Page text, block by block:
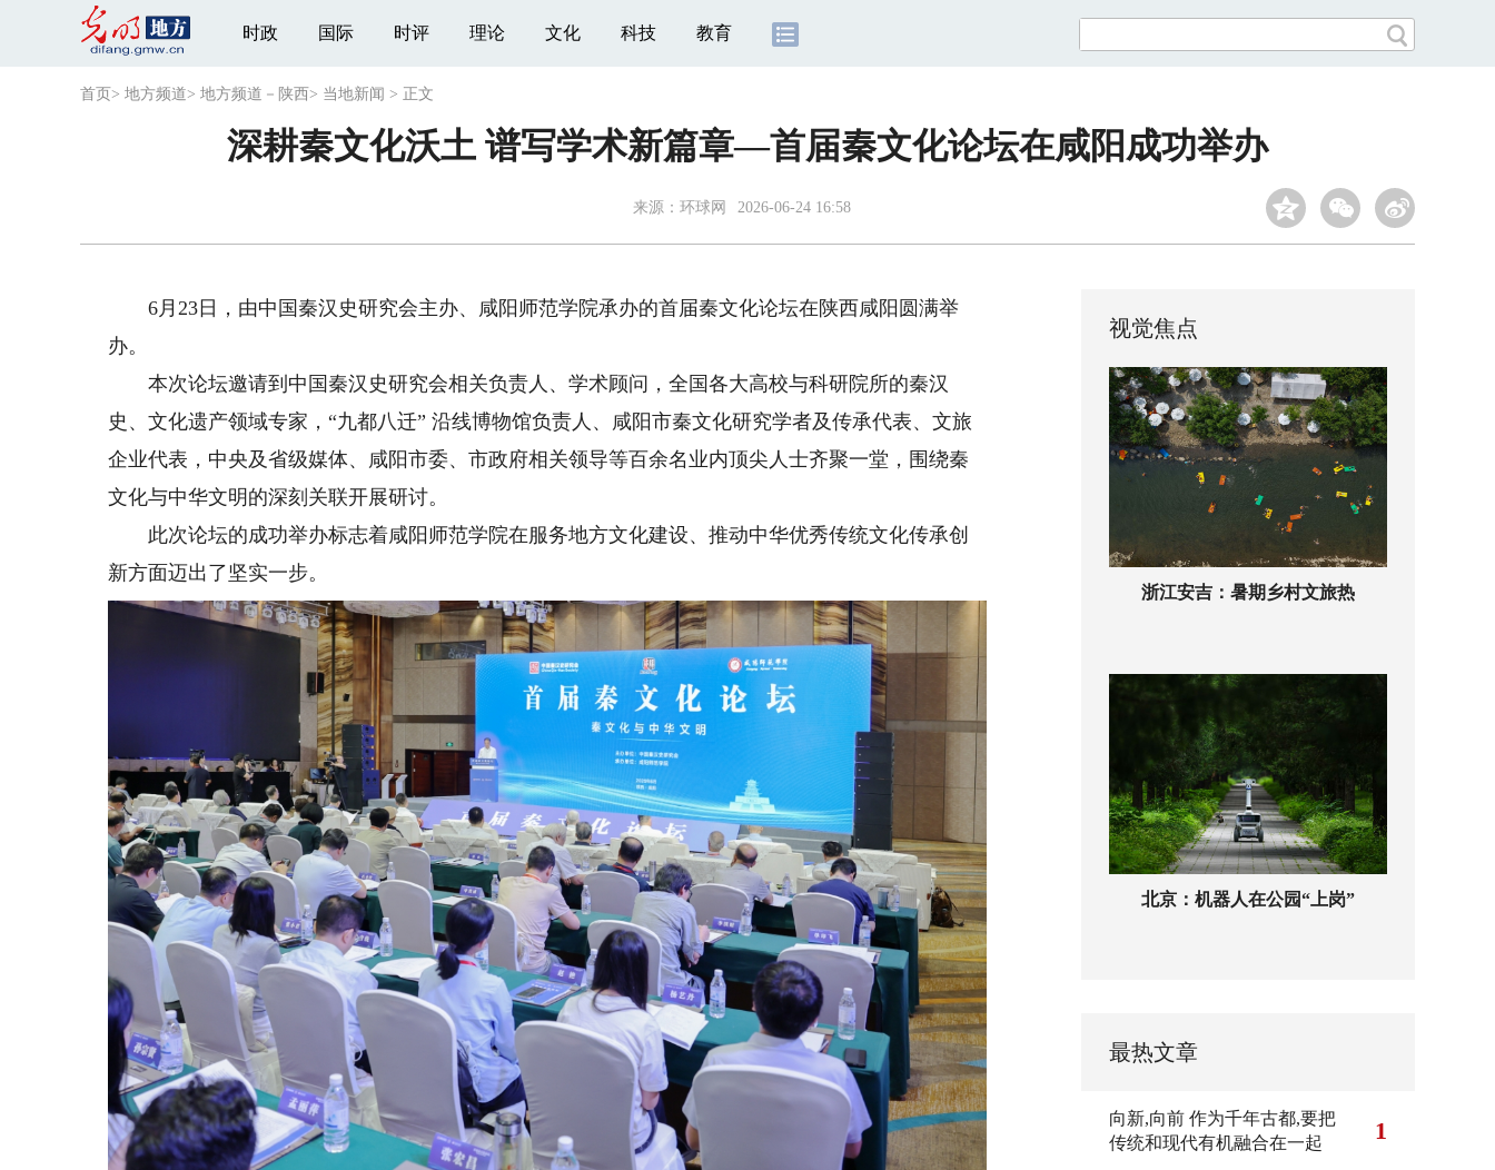
时政 国际 时评 理论 文化 科技 教育
首页 > 地方频道> 地方频道－陕西> 当地新闻 > 正文
深耕秦文化沃土 谱写学术新篇章—首届秦文化论坛在咸阳成功举办
来源： 环球网 2026-06-24 16:58
6月23日，由中国秦汉史研究会主办、咸阳师范学院承办的首届秦文化论坛在陕西咸阳圆满举
办。
本次论坛邀请到中国秦汉史研究会相关负责人、学术顾问，全国各大高校与科研院所的秦汉
史、文化遗产领域专家，“九都八迁” 沿线博物馆负责人、咸阳市秦文化研究学者及传承代表、文旅
企业代表，中央及省级媒体、咸阳市委、市政府相关领导等百余名业内顶尖人士齐聚一堂，围绕秦
文化与中华文明的深刻关联开展研讨。
此次论坛的成功举办标志着咸阳师范学院在服务地方文化建设、推动中华优秀传统文化传承创
新方面迈出了坚实一步。
视觉焦点
浙江安吉：暑期乡村文旅热
北京：机器人在公园“上岗”
最热文章
向新,向前 作为千年古都,要把
传统和现代有机融合在一起
1